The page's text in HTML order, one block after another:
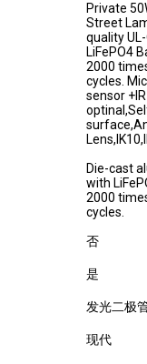
Private
Street
quality
LiFePO4
2000
cycles.
sensor
Die-cast
with
2000
cycles.
否
是
发光二极
现代